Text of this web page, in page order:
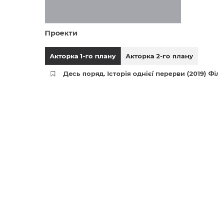
Проекти
Акторка 1-го плану Акторка 2-го плану
Десь поряд. Історія однієї перерви (2019)